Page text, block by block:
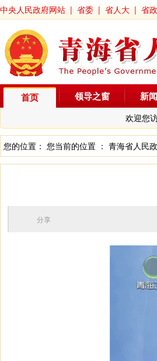
中央人民政府网站 | 省委 | 省人大 | 省
首页
欢迎您
领导之窗 新
您的位置： 您当前的位置 ： 青海省人民
分享